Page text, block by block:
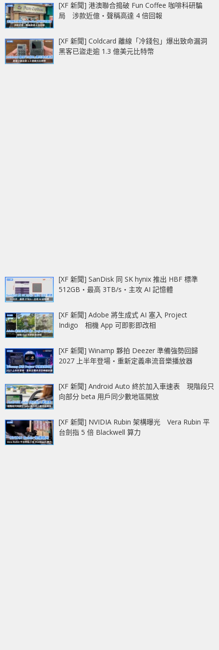
[XF 新聞] 港澳聯合搗破 Fun Coffee 咖啡科研騙
局 涉款近億‧聲稱高達 4 倍回報
[XF 新聞] Coldcard 離線「冷錢包」爆出致命漏洞
黑客已盜走逾 1.3 億美元比特幣
[XF 新聞] SanDisk 同 SK hynix 推出 HBF 標準
512GB‧最高 3TB/s‧主攻 AI 記憶體
[XF 新聞] Adobe 將生成式 AI 塞入 Project
Indigo 相機 App 可即影即改相
[XF 新聞] Winamp 夥拍 Deezer 準備強勢回歸
2027 上半年登場‧重新定義串流音樂播放器
[XF 新聞] Android Auto 終於加入車速表 現階段只
向部分 beta 用戶同少數地區開放
[XF 新聞] NVIDIA Rubin 架構曝光 Vera Rubin 平
台劍指 5 倍 Blackwell 算力